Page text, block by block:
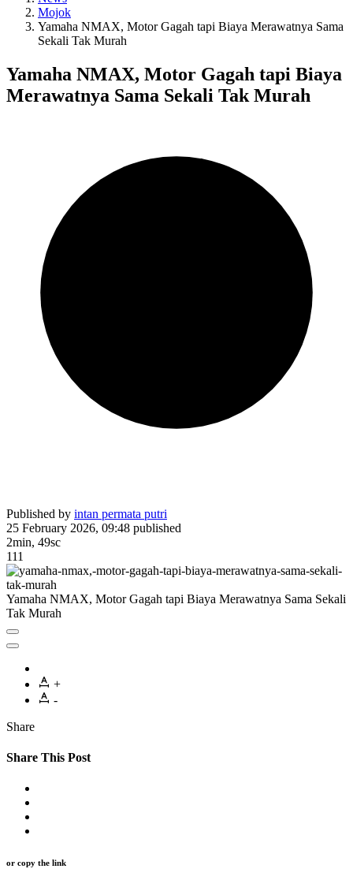
Mojok
Yamaha NMAX, Motor Gagah tapi Biaya Merawatnya Sama
Sekali Tak Murah
Yamaha NMAX, Motor Gagah tapi Biaya
Merawatnya Sama Sekali Tak Murah
Published by intan permata putri
25 February 2026, 09:48 published
2min, 49sc
111
Yamaha NMAX, Motor Gagah tapi Biaya Merawatnya Sama Sekali
Tak Murah
+
-
Share
Share This Post
or copy the link